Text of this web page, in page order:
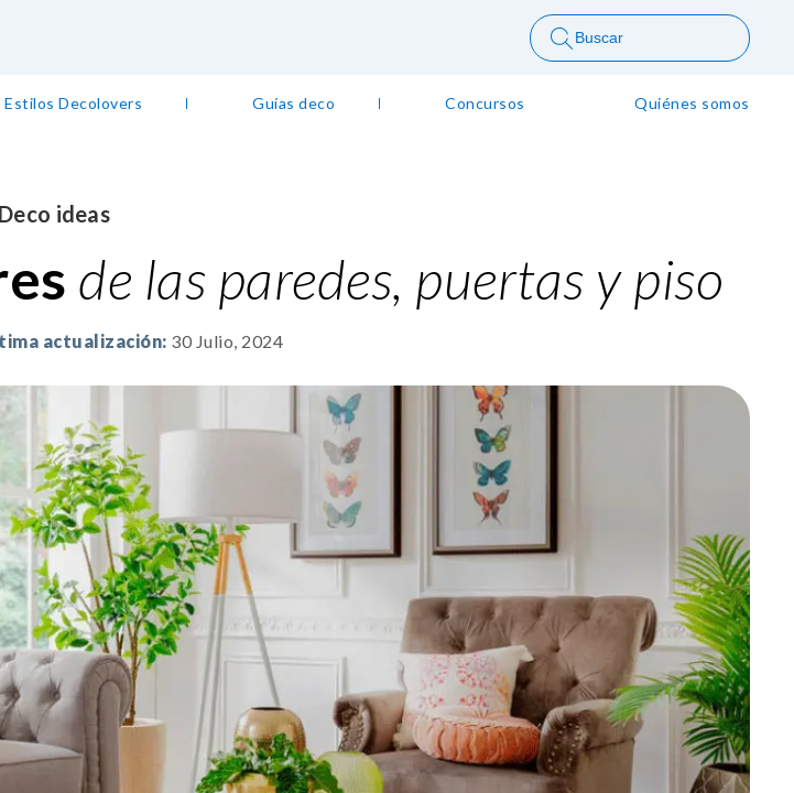
Buscar
Estilos Decolovers Guías deco Concursos Quiénes somos
Deco ideas
de las paredes, puertas y piso
actualización: 30 Julio, 2024